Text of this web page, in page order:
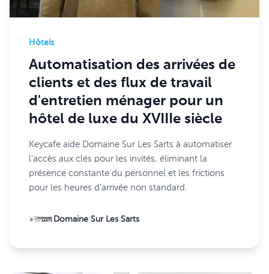
Hôtels
Automatisation des arrivées de
clients et des flux de travail
d'entretien ménager pour un
hôtel de luxe du XVIIIe siècle
Keycafe aide Domaine Sur Les Sarts à automatiser
l'accès aux clés pour les invités, éliminant la
présence constante du personnel et les frictions
pour les heures d'arrivée non standard.
Domaine Sur Les Sarts